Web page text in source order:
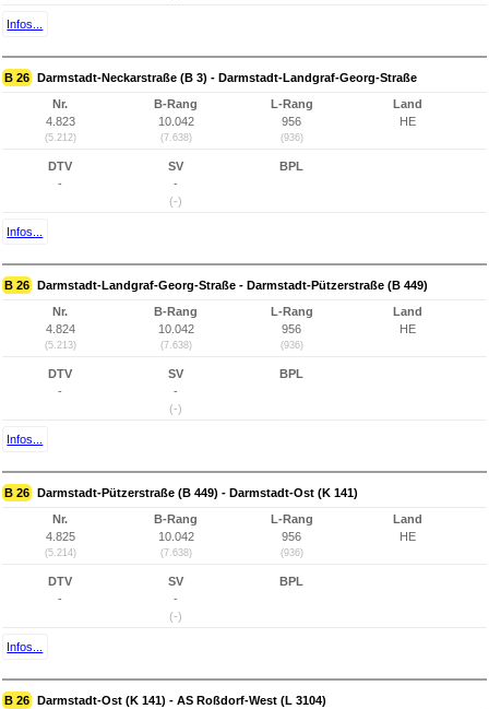
Infos...
B 26 Darmstadt-Neckarstraße (B 3) - Darmstadt-Landgraf-Georg-Straße
Nr.
4.823
(5.212)
B-Rang
10.042
(7.638)
L-Rang
956
(936)
Land
HE
DTV
-
SV
-
(-)
BPL
Infos...
B 26 Darmstadt-Landgraf-Georg-Straße - Darmstadt-Pützerstraße (B 449)
Nr.
4.824
(5.213)
B-Rang
10.042
(7.638)
L-Rang
956
(936)
Land
HE
DTV
-
SV
-
(-)
BPL
Infos...
B 26 Darmstadt-Pützerstraße (B 449) - Darmstadt-Ost (K 141)
Nr.
4.825
(5.214)
B-Rang
10.042
(7.638)
L-Rang
956
(936)
Land
HE
DTV
-
SV
-
(-)
BPL
Infos...
B 26 Darmstadt-Ost (K 141) - AS Roßdorf-West (L 3104)